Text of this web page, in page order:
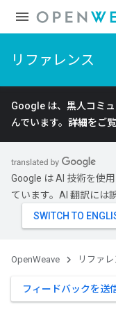
リファレンス
Google は、黒人コミ
んでいます。 詳細をご
Google は AI 技術を使
ています。AI 翻訳には
OpenWeave リファレ
フィードバックを送